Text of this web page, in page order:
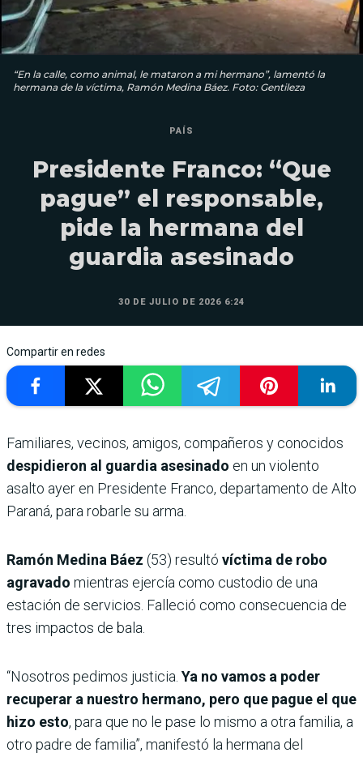
“En la calle, como animal, le mataron a mi hermano”, lamentó la
hermana de la víctima, Ramón Medina Báez. Foto: Gentileza
PAÍS
Presidente Franco: “Que
pague” el responsable,
pide la hermana del
guardia asesinado
30 DE JULIO DE 2026 6:24
Compartir en redes
Familiares, vecinos, amigos, compañeros y conocidos
despidieron al guardia asesinado en un violento
asalto ayer en Presidente Franco, departamento de Alto
Paraná, para robarle su arma.
Ramón Medina Báez (53) resultó víctima de robo
agravado mientras ejercía como custodio de una
estación de servicios. Falleció como consecuencia de
tres impactos de bala.
“Nosotros pedimos justicia. Ya no vamos a poder
recuperar a nuestro hermano, pero que pague el que
hizo esto, para que no le pase lo mismo a otra familia, a
otro padre de familia”, manifestó la hermana del